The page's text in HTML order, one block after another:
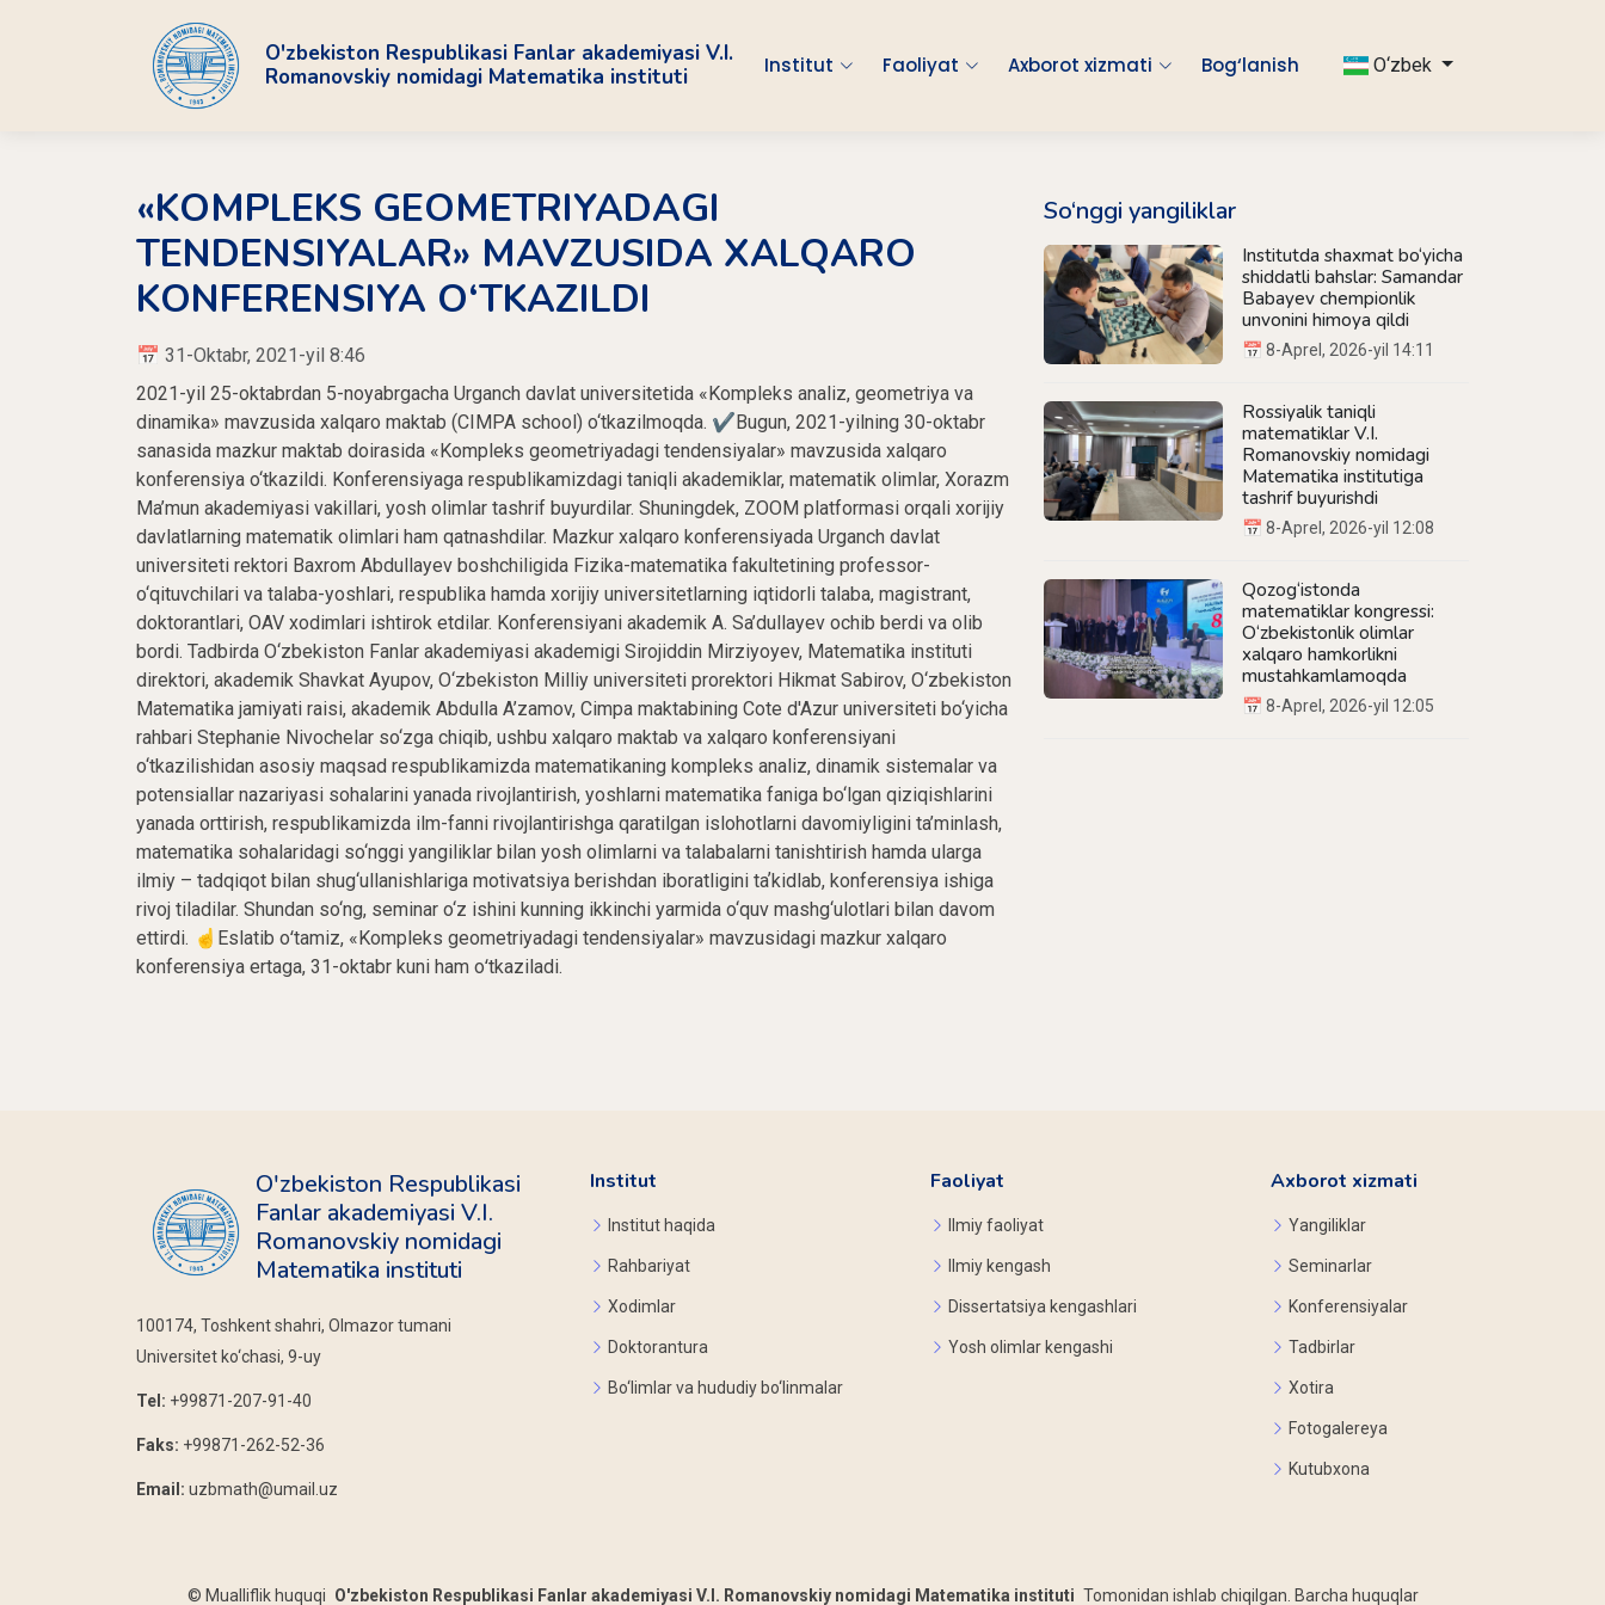
O'zbekiston Respublikasi Fanlar akademiyasi V.I.
Romanovskiy nomidagi Matematika instituti
Institut Faoliyat Axborot xizmati Bog‘lanish O‘zbek
«KOMPLEKS GEOMETRIYADAGI
TENDENSIYALAR» MAVZUSIDA XALQARO
KONFERENSIYA O‘TKAZILDI
📅 31-Oktabr, 2021-yil 8:46
2021-yil 25-oktabrdan 5-noyabrgacha Urganch davlat universitetida «Kompleks analiz, geometriya va
dinamika» mavzusida xalqaro maktab (CIMPA school) o‘tkazilmoqda. ✔️Bugun, 2021-yilning 30-oktabr
sanasida mazkur maktab doirasida «Kompleks geometriyadagi tendensiyalar» mavzusida xalqaro
konferensiya o‘tkazildi. Konferensiyaga respublikamizdagi taniqli akademiklar, matematik olimlar, Xorazm
Ma’mun akademiyasi vakillari, yosh olimlar tashrif buyurdilar. Shuningdek, ZOOM platformasi orqali xorijiy
davlatlarning matematik olimlari ham qatnashdilar. Mazkur xalqaro konferensiyada Urganch davlat
universiteti rektori Baxrom Abdullayev boshchiligida Fizika-matematika fakultetining professor-
o‘qituvchilari va talaba-yoshlari, respublika hamda xorijiy universitetlarning iqtidorli talaba, magistrant,
doktorantlari, OAV xodimlari ishtirok etdilar. Konferensiyani akademik A. Sa’dullayev ochib berdi va olib
bordi. Tadbirda O‘zbekiston Fanlar akademiyasi akademigi Sirojiddin Mirziyoyev, Matematika instituti
direktori, akademik Shavkat Ayupov, O‘zbekiston Milliy universiteti prorektori Hikmat Sabirov, O‘zbekiston
Matematika jamiyati raisi, akademik Abdulla A’zamov, Cimpa maktabining Cote d'Azur universiteti bo‘yicha
rahbari Stephanie Nivochelar so‘zga chiqib, ushbu xalqaro maktab va xalqaro konferensiyani
o‘tkazilishidan asosiy maqsad respublikamizda matematikaning kompleks analiz, dinamik sistemalar va
potensiallar nazariyasi sohalarini yanada rivojlantirish, yoshlarni matematika faniga bo‘lgan qiziqishlarini
yanada orttirish, respublikamizda ilm-fanni rivojlantirishga qaratilgan islohotlarni davomiyligini ta’minlash,
matematika sohalaridagi so‘nggi yangiliklar bilan yosh olimlarni va talabalarni tanishtirish hamda ularga
ilmiy – tadqiqot bilan shug‘ullanishlariga motivatsiya berishdan iboratligini taʼkidlab, konferensiya ishiga
rivoj tiladilar. Shundan so‘ng, seminar o‘z ishini kunning ikkinchi yarmida o‘quv mashg‘ulotlari bilan davom
ettirdi. ☝️Eslatib oʻtamiz, «Kompleks geometriyadagi tendensiyalar» mavzusidagi mazkur xalqaro
konferensiya ertaga, 31-oktabr kuni ham oʻtkaziladi.
So‘nggi yangiliklar
Institutda shaxmat bo‘yicha
shiddatli bahslar: Samandar
Babayev chempionlik
unvonini himoya qildi
📅 8-Aprel, 2026-yil 14:11
Rossiyalik taniqli
matematiklar V.I.
Romanovskiy nomidagi
Matematika institutiga
tashrif buyurishdi
📅 8-Aprel, 2026-yil 12:08
Qozog‘istonda
matematiklar kongressi:
O‘zbekistonlik olimlar
xalqaro hamkorlikni
mustahkamlamoqda
📅 8-Aprel, 2026-yil 12:05
O'zbekiston Respublikasi
Fanlar akademiyasi V.I.
Romanovskiy nomidagi
Matematika instituti
100174, Toshkent shahri, Olmazor tumani
Universitet ko‘chasi, 9-uy
Tel: +99871-207-91-40
Faks: +99871-262-52-36
Email: uzbmath@umail.uz
Institut
Institut haqida
Rahbariyat
Xodimlar
Doktorantura
Bo‘limlar va hududiy bo‘linmalar
Faoliyat
Ilmiy faoliyat
Ilmiy kengash
Dissertatsiya kengashlari
Yosh olimlar kengashi
Axborot xizmati
Yangiliklar
Seminarlar
Konferensiyalar
Tadbirlar
Xotira
Fotogalereya
Kutubxona
© Mualliflik huquqi O'zbekiston Respublikasi Fanlar akademiyasi V.I. Romanovskiy nomidagi Matematika instituti Tomonidan ishlab chiqilgan. Barcha huquqlar